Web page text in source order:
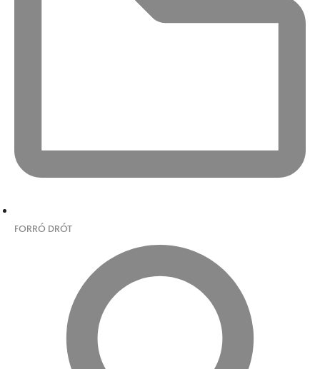
FORRÓ DRÓT